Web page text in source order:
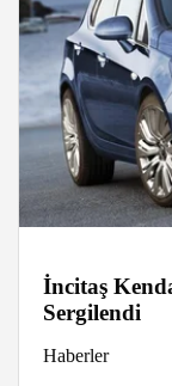
İncitaş
Sergilendi
Haberler